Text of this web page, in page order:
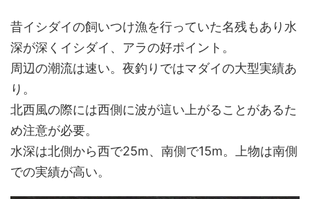
昔イシダイの飼いつけ漁を行っていた名残もあり水
深が深くイシダイ、アラの好ポイント。
周辺の潮流は速い。夜釣りではマダイの大型実績あ
り。
北西風の際には西側に波が這い上がることがあるた
め注意が必要。
水深は北側から西で25m、南側で15m。上物は南側
での実績が高い。